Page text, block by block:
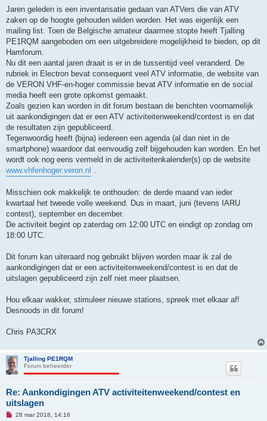
n
b
e
r
i
c
h
t
Jaren geleden is een inventarisatie gedaan van ATVers die van ATV
zaken op de hoogte gehouden wilden worden. Het was eigenlijk een
mailing list. Toen de Belgische amateur daarmee stopte heeft Tjalling
PE1RQM aangeboden om een uitgebreidere mogelijkheid te bieden, op dit
Hamforum.
Nu dit een aantal jaren draait is er in de tussentijd veel veranderd. De
rubriek in Electron bevat consequent veel ATV informatie, de website van
de VERON VHF-en-hoger commissie bevat ATV informatie en de social
media heeft een grote opkomst gemaakt.
Zoals gezien kan worden in dit forum bestaan de berichten voornamelijk
uit aankondigingen dat er een ATV activiteitenweekend/contest is en dat
de resultaten zijn gepubliceerd.
Tegenwoordig heeft (bijna) iedereen een agenda (al dan niet in de
smartphone) waardoor dat eenvoudig zelf bijgehouden kan worden. En het
wordt ook nog eens vermeld in de activiteitenkalender(s) op de website
www.vhfenhoger.veron.nl .
Misschien ook makkelijk te onthouden: de derde maand van ieder
kwartaal het tweede volle weekend. Dus in maart, juni (tevens IARU
contest), september en december.
De activiteit begint op zaterdag om 12:00 UTC en eindigt op zondag om
18:00 UTC.
Dit forum kan uiteraard nog gebruikt blijven worden maar ik zal de
aankondigingen dat er een activiteitenweekend/contest is en dat de
uitslagen gepubliceerd zijn zelf niet meer plaatsen.
Hou elkaar wakker, stimuleer nieuwe stations, spreek met elkaar af!
Desnoods in dit forum!
Chris PA3CRX
Tjalling PE1RQM
Forum beheerder
Re: Aankondigingen ATV activiteitenweekend/contest en
uitslagen
O28 mar 2018, 14:16